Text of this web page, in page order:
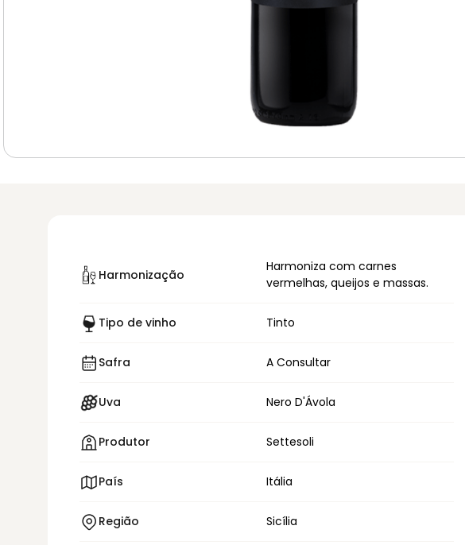
Harmonização
Harmoniza com carnes
vermelhas, queijos e massas.
Tipo de vinho Tinto
Safra A Consultar
Uva Nero D'Ávola
Produtor Settesoli
País Itália
Região Sicília